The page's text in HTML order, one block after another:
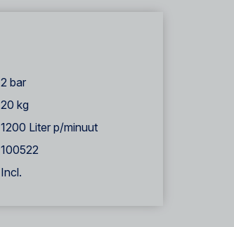
2 bar
20 kg
1200 Liter p/minuut
100522
Incl.